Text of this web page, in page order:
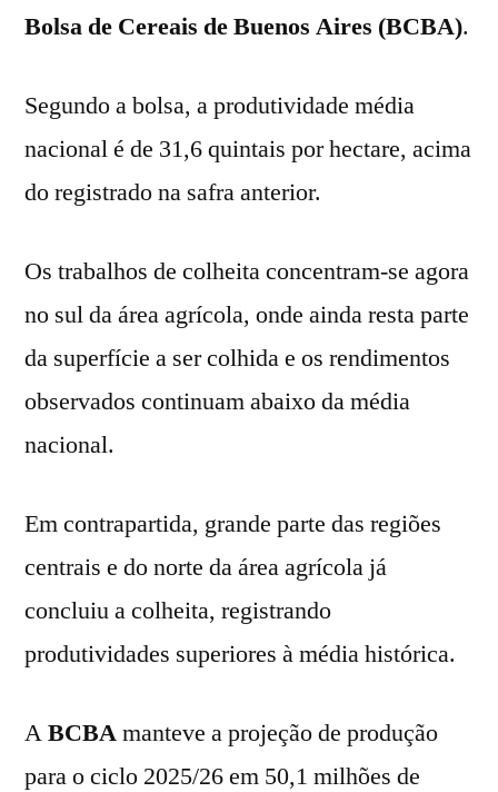
Bolsa de Cereais de Buenos Aires (BCBA).
Segundo a bolsa, a produtividade média
nacional é de 31,6 quintais por hectare, acima
do registrado na safra anterior.
Os trabalhos de colheita concentram-se agora
no sul da área agrícola, onde ainda resta parte
da superfície a ser colhida e os rendimentos
observados continuam abaixo da média
nacional.
Em contrapartida, grande parte das regiões
centrais e do norte da área agrícola já
concluiu a colheita, registrando
produtividades superiores à média histórica.
ABCBAmanteve a projeção de produção
para o ciclo 2025/26 em 50,1 milhões de